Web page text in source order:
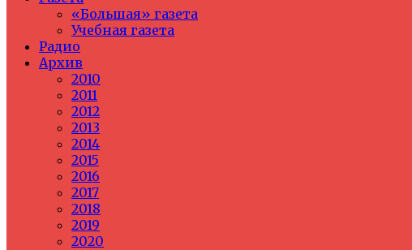
«Большая» газета
Учебная газета
Радио
Архив
2010
2011
2012
2013
2014
2015
2016
2017
2018
2019
2020